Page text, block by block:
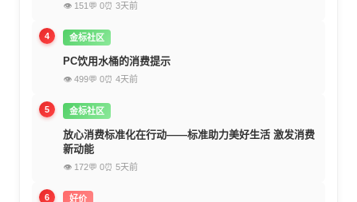
👁 151 💬 0⏰ 3天前
4 金标社区
PC饮用水桶的消费提示
👁 499💬 0⏰ 4天前
5 金标社区
放心消费标准化在行动——标准助力美好生活 激发消费
新动能
👁 172💬 0⏰ 5天前
6 好价